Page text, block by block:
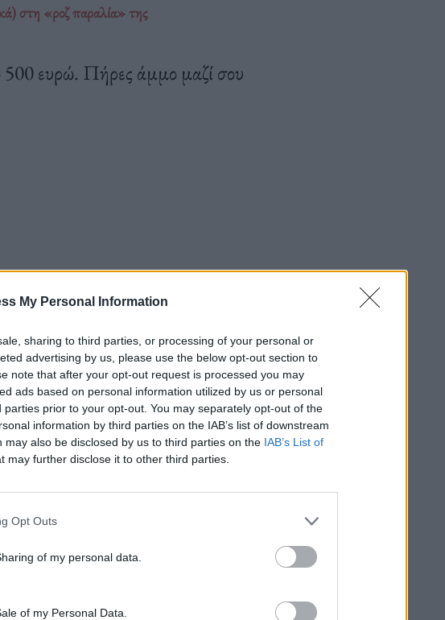
My Personal Information
sharing to third parties, or processing of your personal or
advertising by us, please use the below opt-out section to
note that after your opt-out request is processed you may
ads based on personal information utilized by us or personal
parties prior to your opt-out. You may separately opt-out of the
information by third parties on the IAB’s list of downstream
may also be disclosed by us to third parties on the IAB’s List of
may further disclose it to other third parties.
Opt Outs
of my personal data.
of my Personal Data.
στη «ροζ παραλία» της
ευρώ. Πήρες άμμο μαζί σου